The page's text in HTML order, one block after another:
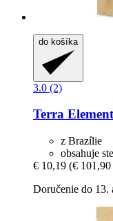
do košíka
3.0 (2)
Terra
z Brazílie
obsahuje
€ 10,19 (€
Doručenie do 13.